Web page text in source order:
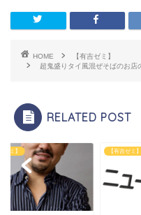
HOME
【有吉ゼミ】
超鬼盛りタイ風混ぜそばのお店
RELATED POST
ゼミ】 【有吉ゼミ】